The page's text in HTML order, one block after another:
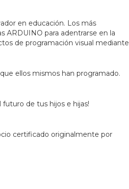
en educación. Los más
ARDUINO para adentrarse en la
de programación visual mediante
ellos mismos han programado.
de tus hijos e hijas!
certificado originalmente por